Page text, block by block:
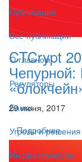
Публикации
Все публикации
О главном
Регуляторы
Банки
Угрозы и решения
Инфраструктура
CTCrypt
29 июня, 2017
Подробнее